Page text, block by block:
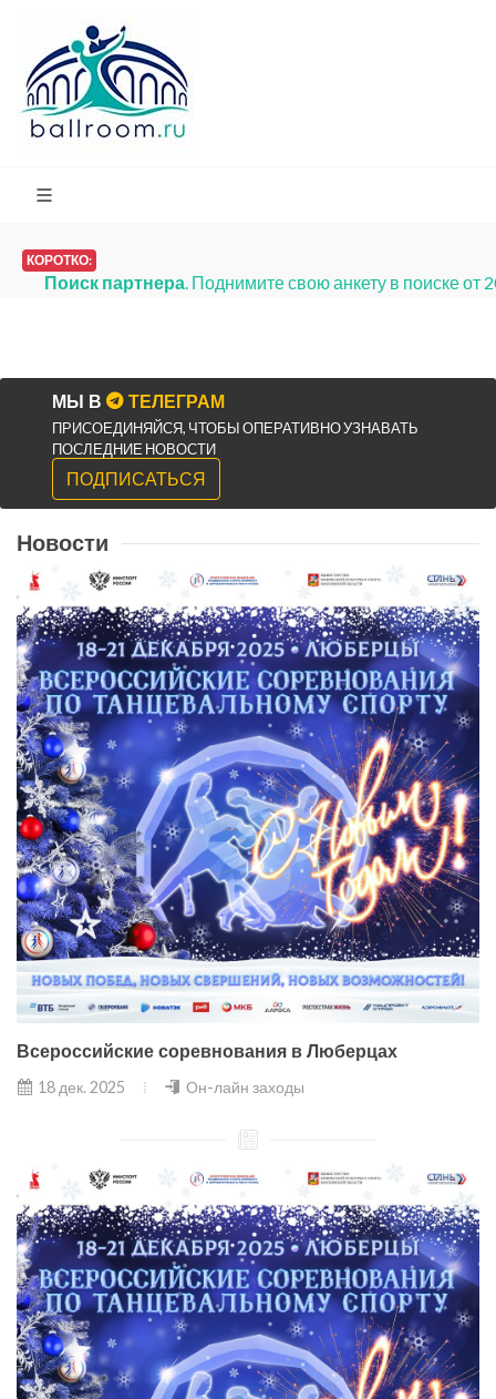
КОРОТКО:
Поиск партнера. Поднимите свою анкету в поиске от
МЫ В ТЕЛЕГРАМ
ПРИСОЕДИНЯЙСЯ, ЧТОБЫ ОПЕРАТИВНО УЗНАВАТЬ
ПОСЛЕДНИЕ НОВОСТИ
ПОДПИСАТЬСЯ
Новости
Всероссийские соревнования в Люберцах
18 дек. 2025 Он-лайн заходы